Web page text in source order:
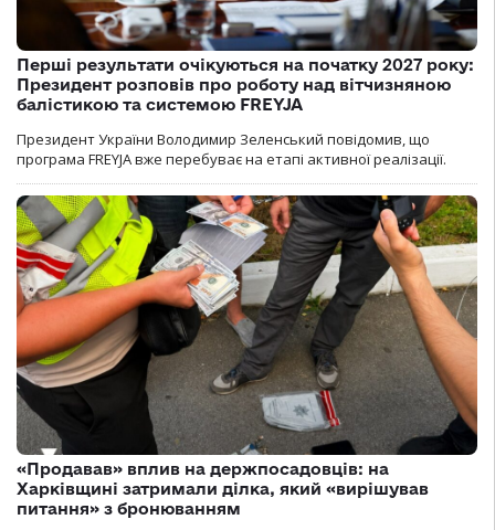
Перші результати очікуються на початку 2027 року:
Президент розповів про роботу над вітчизняною
балістикою та системою FREYJA
Президент України Володимир Зеленський повідомив, що
програма FREYJA вже перебуває на етапі активної реалізації.
«Продавав» вплив на держпосадовців: на
Харківщині затримали ділка, який «вирішував
питання» з бронюванням